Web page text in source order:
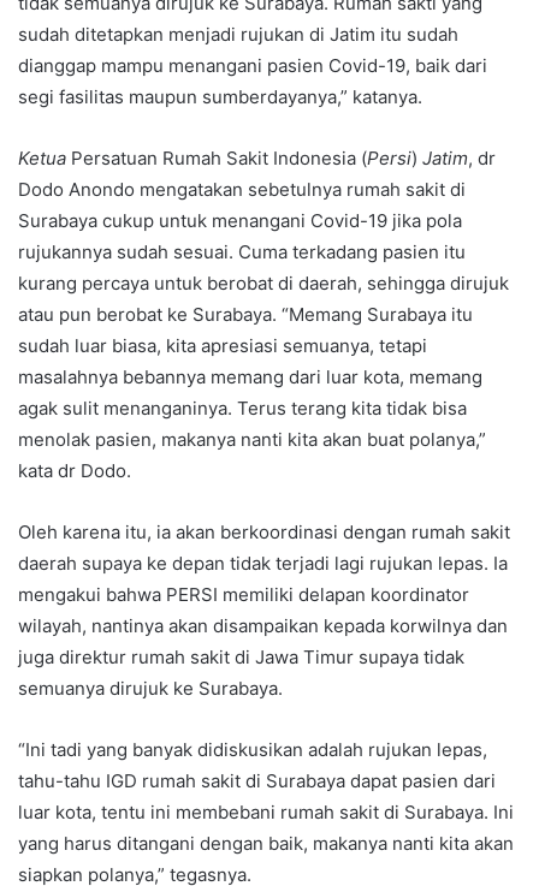
sudah ditetapkan menjadi rujukan di Jatim itu sudah
dianggap mampu menangani pasien Covid-19, baik dari
segi fasilitas maupun sumberdayanya,” katanya.
Ketua Persatuan Rumah Sakit Indonesia (Persi) Jatim, dr
Dodo Anondo mengatakan sebetulnya rumah sakit di
Surabaya cukup untuk menangani Covid-19 jika pola
rujukannya sudah sesuai. Cuma terkadang pasien itu
kurang percaya untuk berobat di daerah, sehingga dirujuk
atau pun berobat ke Surabaya. “Memang Surabaya itu
sudah luar biasa, kita apresiasi semuanya, tetapi
masalahnya bebannya memang dari luar kota, memang
agak sulit menanganinya. Terus terang kita tidak bisa
menolak pasien, makanya nanti kita akan buat polanya,”
kata dr Dodo.
Oleh karena itu, ia akan berkoordinasi dengan rumah sakit
daerah supaya ke depan tidak terjadi lagi rujukan lepas. Ia
mengakui bahwa PERSI memiliki delapan koordinator
wilayah, nantinya akan disampaikan kepada korwilnya dan
juga direktur rumah sakit di Jawa Timur supaya tidak
semuanya dirujuk ke Surabaya.
“Ini tadi yang banyak didiskusikan adalah rujukan lepas,
tahu-tahu IGD rumah sakit di Surabaya dapat pasien dari
luar kota, tentu ini membebani rumah sakit di Surabaya. Ini
yang harus ditangani dengan baik, makanya nanti kita akan
siapkan polanya,” tegasnya.